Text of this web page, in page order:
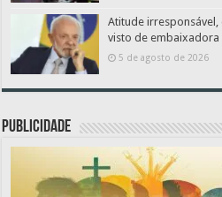
Atitude
visto de embaixadora
5 de agosto de 2026
PUBLICIDADE